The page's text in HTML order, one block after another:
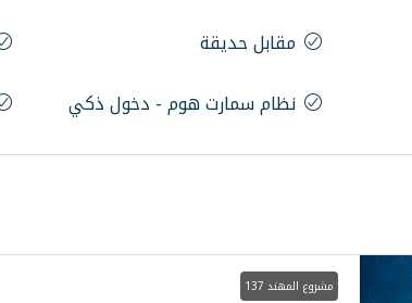
مقابل حديقة
نظام سمارت هوم - دخول ذكي
مشروع المهند 137